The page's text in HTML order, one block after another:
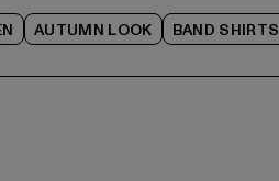
AUTUMN LOOK BAND SHIRTS